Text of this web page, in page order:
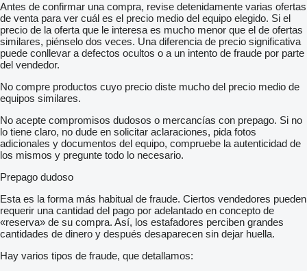
Antes de confirmar una compra, revise detenidamente varias ofertas
de venta para ver cuál es el precio medio del equipo elegido. Si el
precio de la oferta que le interesa es mucho menor que el de ofertas
similares, piénselo dos veces. Una diferencia de precio significativa
puede conllevar a defectos ocultos o a un intento de fraude por parte
del vendedor.
No compre productos cuyo precio diste mucho del precio medio de
equipos similares.
No acepte compromisos dudosos o mercancías con prepago. Si no
lo tiene claro, no dude en solicitar aclaraciones, pida fotos
adicionales y documentos del equipo, compruebe la autenticidad de
los mismos y pregunte todo lo necesario.
Prepago dudoso
Esta es la forma más habitual de fraude. Ciertos vendedores pueden
requerir una cantidad del pago por adelantado en concepto de
«reserva» de su compra. Así, los estafadores perciben grandes
cantidades de dinero y después desaparecen sin dejar huella.
Hay varios tipos de fraude, que detallamos: